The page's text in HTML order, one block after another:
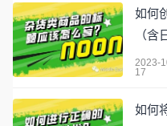
如何
（含
2023-
17
如何